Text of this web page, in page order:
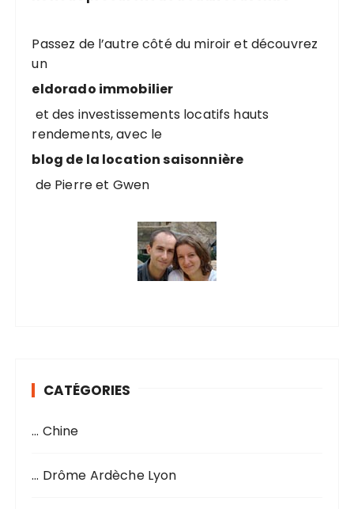
p
o
u
:
Passez de l’autre côté du miroir et découvrez
un
eldorado immobilier
et des investissements locatifs hauts
rendements, avec le
blog de la location saisonnière
de Pierre et Gwen
CATÉGORIES
… Chine
… Drôme Ardèche Lyon